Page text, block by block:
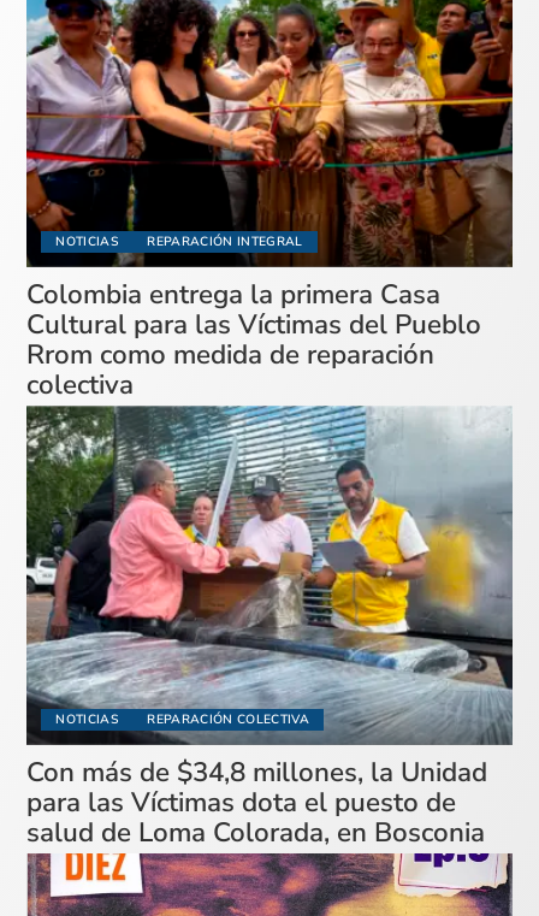
NOTICIAS REPARACIÓN INTEGRAL
Colombia entrega la primera Casa
Cultural para las Víctimas del Pueblo
Rrom como medida de reparación
colectiva
NOTICIAS REPARACIÓN COLECTIVA
Con más de $34,8 millones, la Unidad
para las Víctimas dota el puesto de
salud de Loma Colorada, en Bosconia